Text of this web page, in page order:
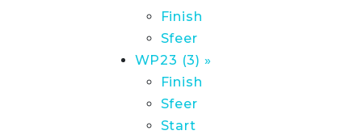
Finish
Sfeer
WP23 (3) »
Finish
Sfeer
Start